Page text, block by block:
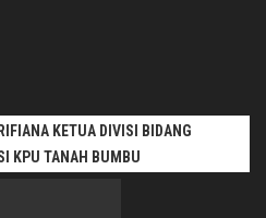
KETUA DIVISI BIDANG
KPU TANAH BUMBU